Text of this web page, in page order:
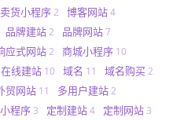
卖货小程序2 博客网站4
品牌建站2 品牌网站7
应式网站2 商城小程序 10
在线建站 10 域名 11 域名购买2
贸网站 11 多用户建站2
程序 3 定制建站4 定制网站 3